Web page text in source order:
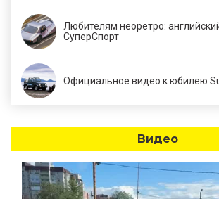
Любителям неоретро:
СуперСпорт
Официальное видео к юбилею
Видео